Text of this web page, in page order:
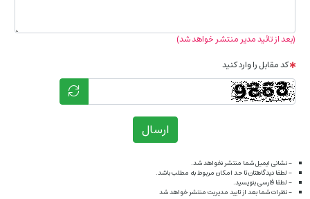
(بعد از تائید مدیر منتشر خواهد شد)
کد مقابل را وارد کنید
ارسال
- نشانی ایمیل شما منتشر نخواهد شد.
- لطفا دیدگاهتان تا حد امکان مربوط به مطلب باشد.
- لطفا فارسی بنویسید.
- نظرات شما بعد از تایید مدیریت منتشر خواهد شد